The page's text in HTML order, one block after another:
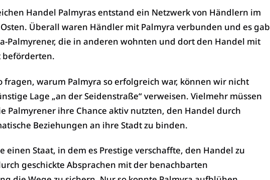
Handel Palmyras entstand ein Netzwerk von Händlern im
Überall waren Händler mit Palmyra verbunden und es gab
Palmyrener, die in anderen wohnten und dort den Handel mit
fragen, warum Palmyra so erfolgreich war, können wir nicht
Lage „an der Seidenstraße“ verweisen. Vielmehr müssen
Palmyrener ihre Chance aktiv nutzten, den Handel durch
Beziehungen an ihre Stadt zu binden.
einen Staat, in dem es Prestige verschaffte, den Handel zu
geschickte Absprachen mit der benachbarten